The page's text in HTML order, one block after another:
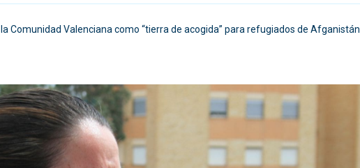
Comunidad Valenciana como “tierra de acogida” para refugiados de Afganistán